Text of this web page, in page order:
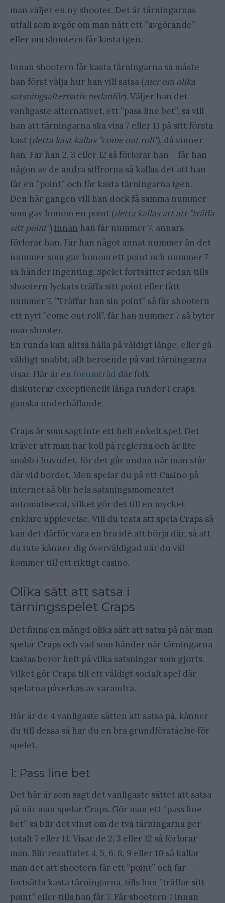
man väljer en ny shooter. Det är tärningarnas
utfall som avgör om man nått ett ”avgörande”
eller om shootern får kasta igen.
Innan shootern får kasta tärningarna så måste
han först välja hur han vill satsa (mer om olika
satsningsalternativ nedanför). Väljer han det
vanligaste alternativet, ett ”pass line bet”, så vill
han att tärningarna ska visa 7 eller 11 på sitt första
kast (detta kast kallas ”come out roll”), då vinner
han. Får han 2, 3 eller 12 så förlorar han – får han
någon av de andra siffrorna så kallas det att han
får en ”point” och får kasta tärningarna igen.
Den här gången vill han dock få samma nummer
som gav honom en point (detta kallas att att ”träffa
sitt point”)innan han får nummer 7, annars
förlorar han. Får han något annat nummer än det
nummer som gav honom ett point och nummer 7
så händer ingenting. Spelet fortsätter sedan tills
shootern lyckats träffa sitt point eller fått
nummer 7. ”Träffar han sin point” så får shootern
ett nytt ”come out roll”, får han nummer 7 så byter
man shooter.
En runda kan alltså hålla på väldigt länge, eller gå
väldigt snabbt, allt beroende på vad tärningarna
visar. Här är en forumtråd där folk
diskuterar exceptionellt långa rundor i craps,
ganska underhållande.
Craps är som sagt inte ett helt enkelt spel. Det
kräver att man har koll på reglerna och är lite
snabb i huvudet, för det går undan när man står
där vid bordet. Men spelar du på ett Casino på
internet så blir hela satsningsmomentet
automatiserat, vilket gör det till en mycket
enklare upplevelse. Vill du testa att spela Craps så
kan det därför vara en bra idé att börja där, så att
du inte känner dig överväldigad när du väl
kommer till ett riktigt casino.
Olika sätt att satsa i
tärningsspelet Craps
Det finns en mängd olika sätt att satsa på när man
spelar Craps och vad som händer när tärningarna
kastas beror helt på vilka satsningar som gjorts.
Vilket gör Craps till ett väldigt socialt spel där
spelarna påverkas av varandra.
Här är de 4 vanligaste sätten att satsa på, känner
du till dessa så har du en bra grundförståelse för
spelet.
1: Pass line bet
Det här är som sagt det vanligaste sättet att satsa
på när man spelar Craps. Gör man ett ”pass line
bet” så blir det vinst om de två tärningarna ger
totalt 7 eller 11. Visar de 2, 3 eller 12 så förlorar
man. Blir resultatet 4, 5, 6, 8, 9 eller 10 så kallar
man det att shootern får ett ”point” och får
fortsätta kasta tärningarna, tills han ”träffar sitt
point” eller tills han får 7. Får shootern 7 innan